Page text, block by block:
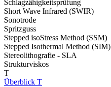
Schlagzähigkeitsprüfung
Short Wave Infrared (SWIR)
Sonotrode
Spritzguss
Stepped isoStress Method (SSM)
Stepped Isothermal Method (SIM)
Stereolithografie - SLA
Strukturviskos
T
Überblick T